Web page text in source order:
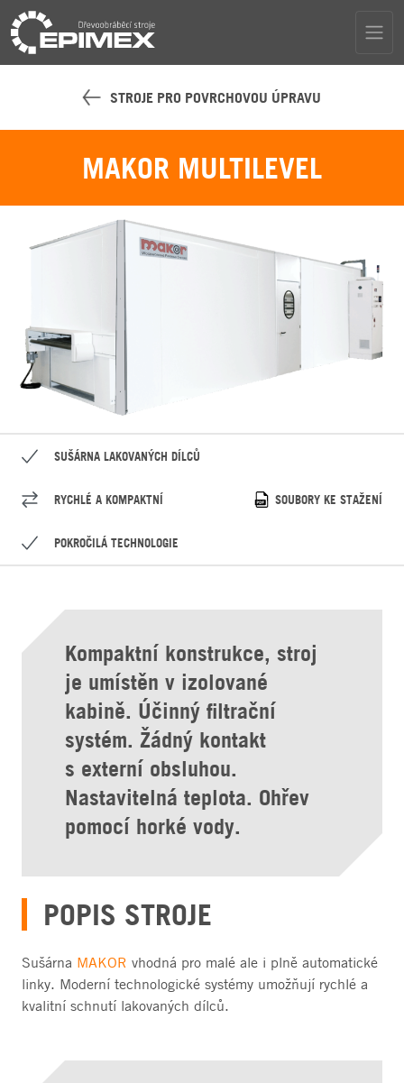
STROJE PRO POVRCHOVOU ÚPRAVU
MAKOR MULTILEVEL
SUŠÁRNA LAKOVANÝCH DÍLCŮ
RYCHLÉ A KOMPAKTNÍ
POKROČILÁ TECHNOLOGIE
SOUBORY KE STAŽENÍ
Kompaktní konstrukce, stroj
je umístěn v izolované
kabině. Účinný filtrační
systém. Žádný kontakt
s externí obsluhou.
Nastavitelná teplota. Ohřev
pomocí horké vody.
POPIS STROJE
Sušárna MAKOR vhodná pro malé ale i plně automatické
linky. Moderní technologické systémy umožňují rychlé a
kvalitní schnutí lakovaných dílců.